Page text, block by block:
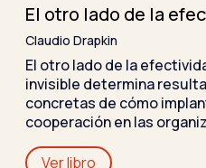
El otro lado de la
Claudio Drapkin
El otro lado de la
invisible determina
concretas de cómo
cooperación en las
Ver libro